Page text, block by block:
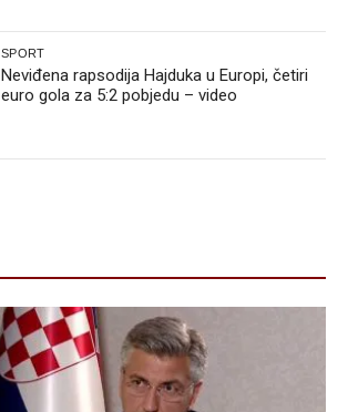
SPORT
Neviđena rapsodija Hajduka u Europi, četiri
euro gola za 5:2 pobjedu – video